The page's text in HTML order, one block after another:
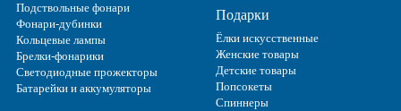
Подствольные фонари
Фонари-дубинки
Кольцевые лампы
Брелки-фонарики
Светодиодные прожекторы
Батарейки и аккумуляторы
Подарки
Ёлки искусственные
Женские товары
Детские товары
Попсокеты
Спиннеры